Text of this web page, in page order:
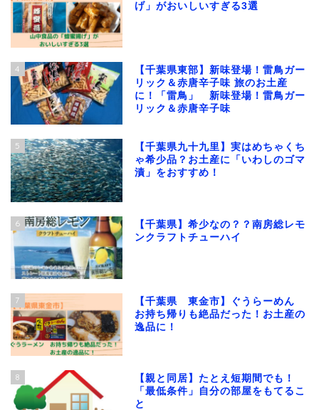
げ」がおいしいすぎる3選
4
【千葉県東部】新味登場！雷鳥ガー
リック＆赤唐辛子味 旅のお土産
に！「雷鳥」 新味登場！雷鳥ガー
リック＆赤唐辛子味
5
【千葉県九十九里】実はめちゃくち
ゃ希少品？お土産に「いわしのゴマ
漬」をおすすめ！
6
【千葉県】希少なの？？南房総レモ
ンクラフトチューハイ
7
【千葉県 東金市】ぐうらーめん
お持ち帰りも絶品だった！お土産の
逸品に！
8
【親と同居】たとえ短期間でも！
「最低条件」自分の部屋をもてるこ
と